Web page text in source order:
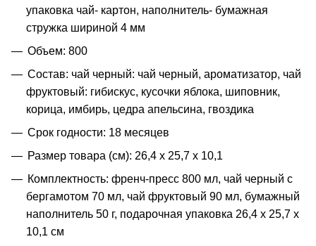
упаковка чай- картон, наполнитель- бумажная
стружка шириной 4 мм
Объем: 800
Состав: чай черный: чай черный, ароматизатор, чай
фруктовый: гибискус, кусочки яблока, шиповник,
корица, имбирь, цедра апельсина, гвоздика
Срок годности: 18 месяцев
Размер товара (см): 26,4 х 25,7 х 10,1
Комплектность: френч-пресс 800 мл, чай черный с
бергамотом 70 мл, чай фруктовый 90 мл, бумажный
наполнитель 50 г, подарочная упаковка 26,4 х 25,7 х
10,1 см